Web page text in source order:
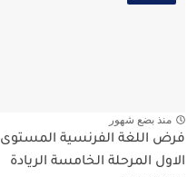
منذ بضع شهور
فرض اللغة الفرنسية المستوى
الاول المرحلة الخامسة الريادة